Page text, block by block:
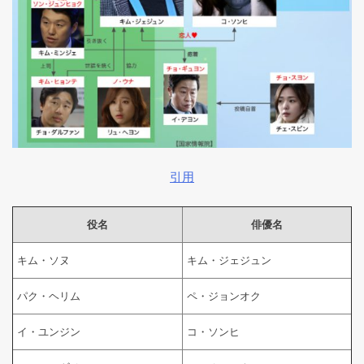
引用
役名 俳優名
キム・ソヌ キム・ジェジュン
パク・ヘリム ペ・ジョンオク
イ・ユンジン コ・ソンヒ